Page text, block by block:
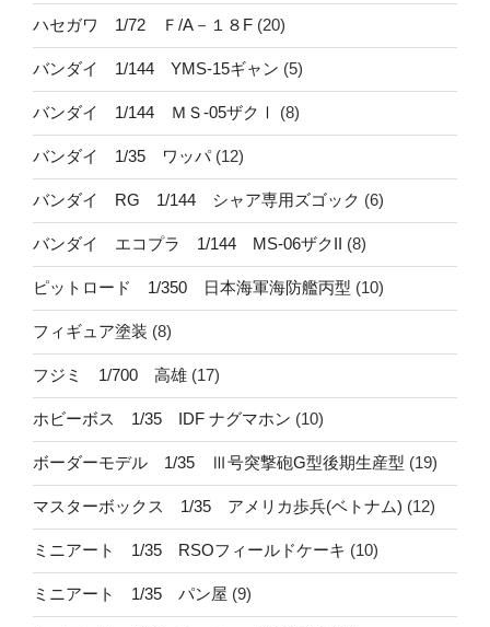
ハセガワ 1/72 Ｆ/A－１８F (20)
バンダイ 1/144 YMS-15ギャン (5)
バンダイ 1/144 ＭＳ-05ザクⅠ (8)
バンダイ 1/35 ワッパ(12)
バンダイ RG 1/144 シャア専用ズゴック (6)
バンダイ エコプラ 1/144 MS-06ザクII (8)
ピットロード 1/350 日本海軍海防艦丙型 (10)
フィギュア塗装 (8)
フジミ 1/700 高雄 (17)
ホビーボス 1/35 IDF ナグマホン (10)
ボーダーモデル 1/35 Ⅲ号突撃砲G型後期生産型 (19)
マスターボックス 1/35 アメリカ歩兵(ベトナム) (12)
ミニアート 1/35 RSOフィールドケーキ (10)
ミニアート 1/35 パン屋 (9)